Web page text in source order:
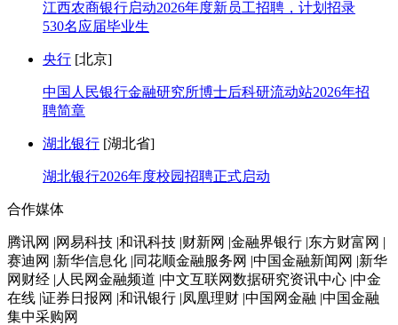
江西农商银行启动2026年度新员工招聘，计划招录
530名应届毕业生
央行 [北京]
中国人民银行金融研究所博士后科研流动站2026年招
聘简章
湖北银行 [湖北省]
湖北银行2026年度校园招聘正式启动
合作媒体
腾讯网 |网易科技 |和讯科技 |财新网 |金融界银行 |东方财富网 |
赛迪网 |新华信息化 |同花顺金融服务网 |中国金融新闻网 |新华
网财经 |人民网金融频道 |中文互联网数据研究资讯中心 |中金
在线 |证券日报网 |和讯银行 |凤凰理财 |中国网金融 |中国金融
集中采购网